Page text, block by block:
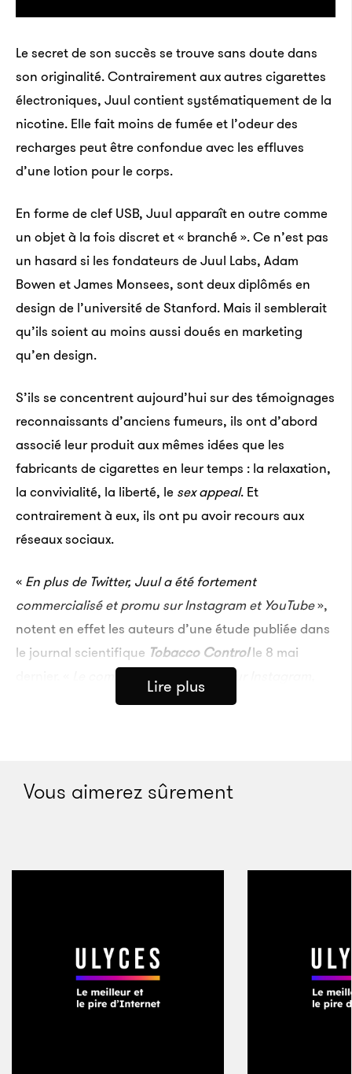
Le secret de son succès se trouve sans doute dans
son originalité. Contrairement aux autres cigarettes
électroniques, Juul contient systématiquement de la
nicotine. Elle fait moins de fumée et l’odeur des
recharges peut être confondue avec les effluves
d’une lotion pour le corps.
En forme de clef USB, Juul apparaît en outre comme
un objet à la fois discret et « branché ». Ce n’est pas
un hasard si les fondateurs de Juul Labs, Adam
Bowen et James Monsees, sont deux diplômés en
design de l’université de Stanford. Mais il semblerait
qu’ils soient au moins aussi doués en marketing
qu’en design.
S’ils se concentrent aujourd’hui sur des témoignages
reconnaissants d’anciens fumeurs, ils ont d’abord
associé leur produit aux mêmes idées que les
fabricants de cigarettes en leur temps : la relaxation,
la convivialité, la liberté, le sex appeal. Et
contrairement à eux, ils ont pu avoir recours aux
réseaux sociaux.
« En plus de Twitter, Juul a été fortement
commercialisé et promu sur Instagram et YouTube»,
notent en effet les auteurs d’une étude publiée dans
le journal scientifique Tobacco Controlle 8 mai
Le compte officiel de Juul sur Instagram,
par exemple, a utilisé une variété de stratégies de
Lire plus
Vous aimerez sûrement